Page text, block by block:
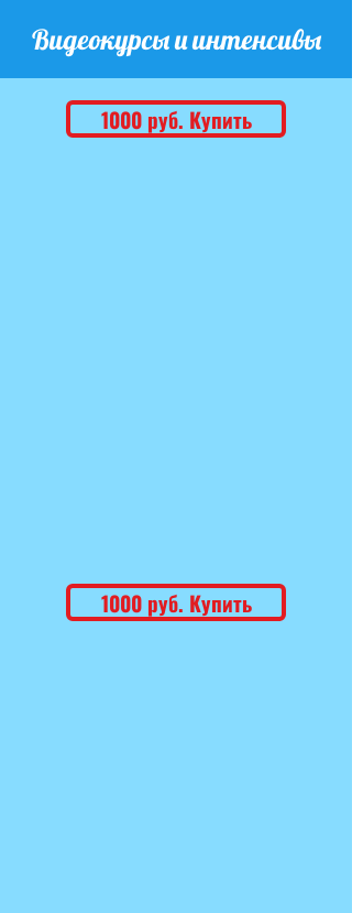
Видеокурсы и интенсивы
1000 руб. Купить
1000 руб. Купить